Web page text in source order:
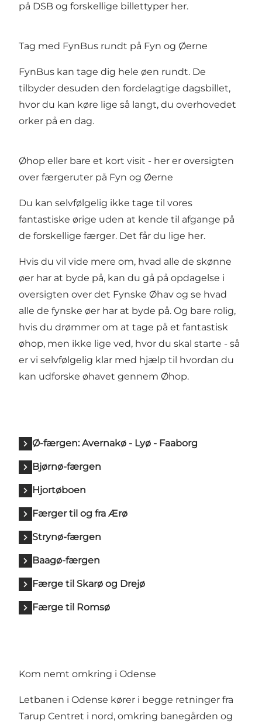
på DSB og forskellige billettyper her.
Tag med FynBus rundt på Fyn og Øerne
FynBus kan tage dig hele øen rundt. De
tilbyder desuden den fordelagtige dagsbillet,
hvor du kan køre lige så langt, du overhovedet
orker på en dag.
Øhop eller bare et kort visit - her er oversigten
over færgeruter på Fyn og Øerne
Du kan selvfølgelig ikke tage til vores
fantastiske ørige uden at kende til afgange på
de forskellige færger. Det får du lige her.
Hvis du vil vide mere om, hvad alle de skønne
øer har at byde på, kan du gå på opdagelse i
oversigten over det Fynske Øhav og se hvad
alle de fynske øer har at byde på. Og bare rolig,
hvis du drømmer om at tage på et fantastisk
øhop, men ikke lige ved, hvor du skal starte - så
er vi selvfølgelig klar med hjælp til hvordan du
kan udforske øhavet gennem Øhop.
Ø-færgen: Avernakø - Lyø - Faaborg
Bjørnø-færgen
Hjortøboen
Færger til og fra Ærø
Strynø-færgen
Baagø-færgen
Færge til Skarø og Drejø
Færge til Romsø
Kom nemt omkring i Odense
Letbanen i Odense kører i begge retninger fra
Tarup Centret i nord, omkring banegården og